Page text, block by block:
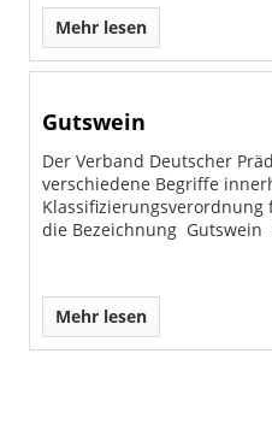
Mehr lesen
Gutswein
Der Verband Deutscher
verschiedene Begriffe
die Bezeichnung Gutswein
Mehr lesen